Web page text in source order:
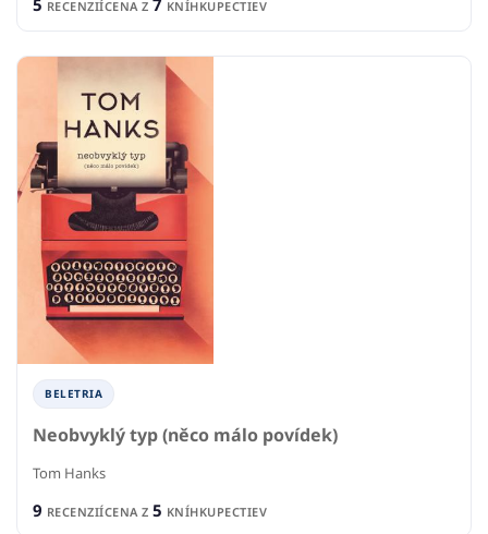
5 RECENZIÍCENA Z 7 KNÍHKUPECTIEV
BELETRIA
Neobvyklý typ (něco málo povídek)
Tom Hanks
9 RECENZIÍCENA Z 5 KNÍHKUPECTIEV